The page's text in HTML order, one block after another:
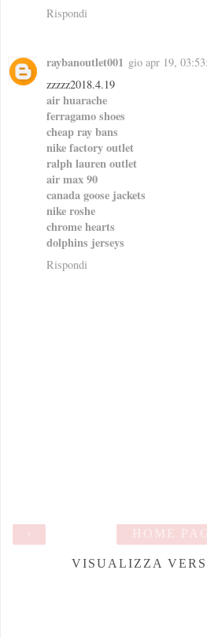
Rispondi
raybanoutlet001 gio apr 19,
zzzzz2018.4.19
air huarache
ferragamo shoes
cheap ray bans
nike factory outlet
ralph lauren outlet
air max 90
canada goose jackets
nike roshe
chrome hearts
dolphins jerseys
Rispondi
HOME
VISUALIZZA